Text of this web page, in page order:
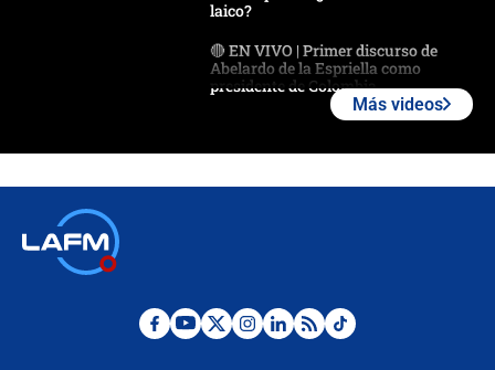
laico?
🔴 EN VIVO | Primer discurso de
Abelardo de la Espriella como
presidente de Colombia
Desde dermatitis hasta infecciones:
Más videos